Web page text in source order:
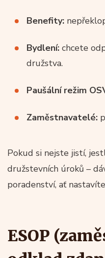
Benefity:
Bydlení: chcete
družstva.
Paušální režim
Zaměstnavatelé:
Pokud si nejste jistí,
družstevních úroků –
poradenství, ať
ESOP